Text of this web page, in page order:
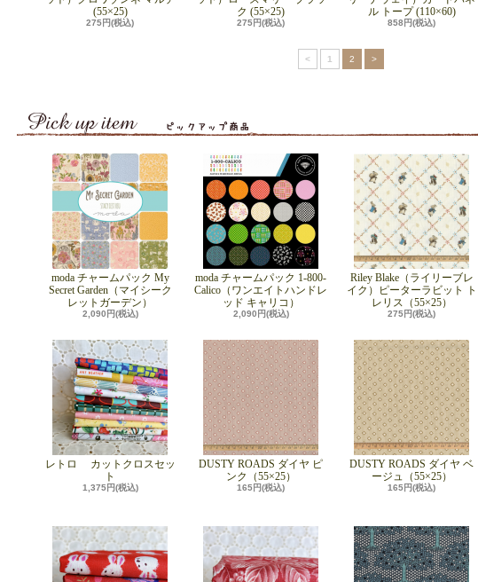
(55×25)
275円(税込)
ク (55×25)
275円(税込)
ル トープ (110×60)
858円(税込)
< 1 2 >
moda チャームパック My
Secret Garden（マイシーク
レットガーデン）
2,090円(税込)
moda チャームパック 1-800-
Calico（ワンエイトハンドレ
ッド キャリコ）
2,090円(税込)
Riley Blake（ライリーブレ
イク）ピーターラビット ト
レリス（55×25）
275円(税込)
レトロ カットクロスセッ
ト
1,375円(税込)
DUSTY ROADS ダイヤ ピ
ンク（55×25）
165円(税込)
DUSTY ROADS ダイヤ ベ
ージュ（55×25）
165円(税込)